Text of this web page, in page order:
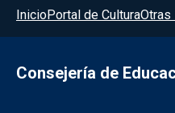
Menú del pie
InicioPortal de CulturaOtras
Consejería de